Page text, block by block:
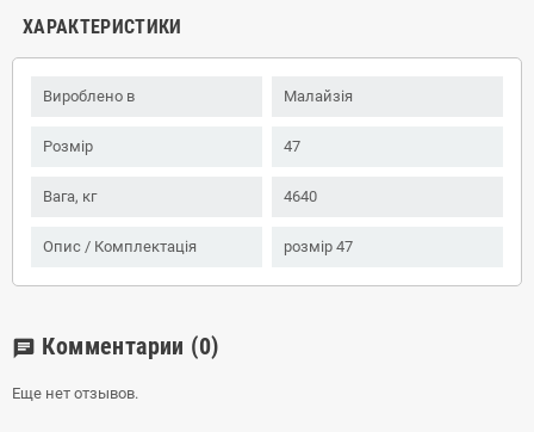
ХАРАКТЕРИСТИКИ
Вироблено в Малайзія
Розмір 47
Вага, кг 4640
Опис / Комплектація розмір 47
chat Комментарии (0)
Еще нет отзывов.